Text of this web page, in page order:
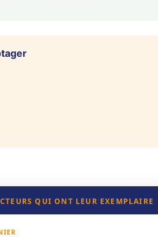
QUI ONT LEUR EXEMPLAIRE